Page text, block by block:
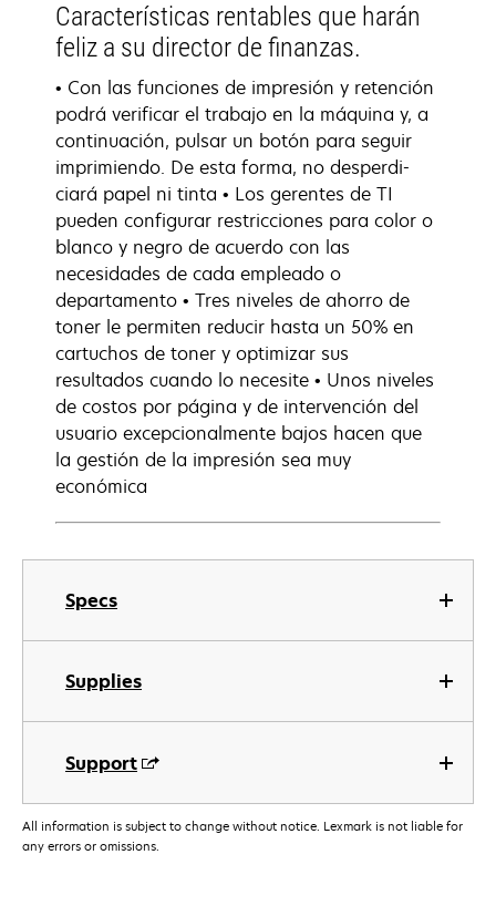
Specs
Supplies
Support
Características rentables que harán
feliz a su director de finanzas.
• Con las funciones de impresión y retención
podrá verificar el trabajo en la máquina y, a
continuación, pulsar un botón para seguir
imprimiendo. De esta forma, no desperdi-
ciará papel ni tinta • Los gerentes de TI
pueden configurar restricciones para color o
blanco y negro de acuerdo con las
necesidades de cada empleado o
departamento • Tres niveles de ahorro de
toner le permiten reducir hasta un 50% en
cartuchos de toner y optimizar sus
resultados cuando lo necesite • Unos niveles
de costos por página y de intervención del
usuario excepcionalmente bajos hacen que
la gestión de la impresión sea muy
económica
All information is subject to change without notice. Lexmark is not liable for
any errors or omissions.